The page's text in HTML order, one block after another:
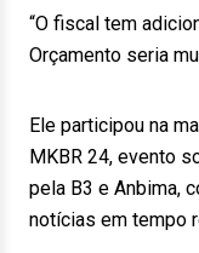
“O fiscal tem
Orçamento seria
Ele participou na
MKBR 24, evento
pela B3 e Anbima,
notícias em tempo